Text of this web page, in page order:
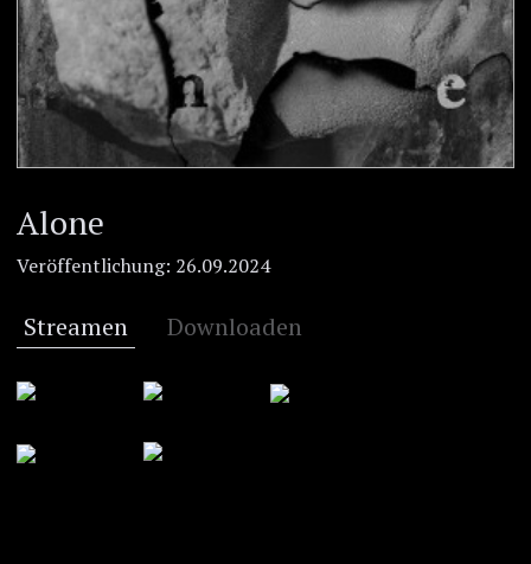
Alone
Veröffentlichung: 26.09.2024
Streamen Downloaden